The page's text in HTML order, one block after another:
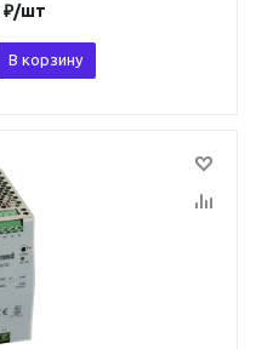
₽/шт
В корзину